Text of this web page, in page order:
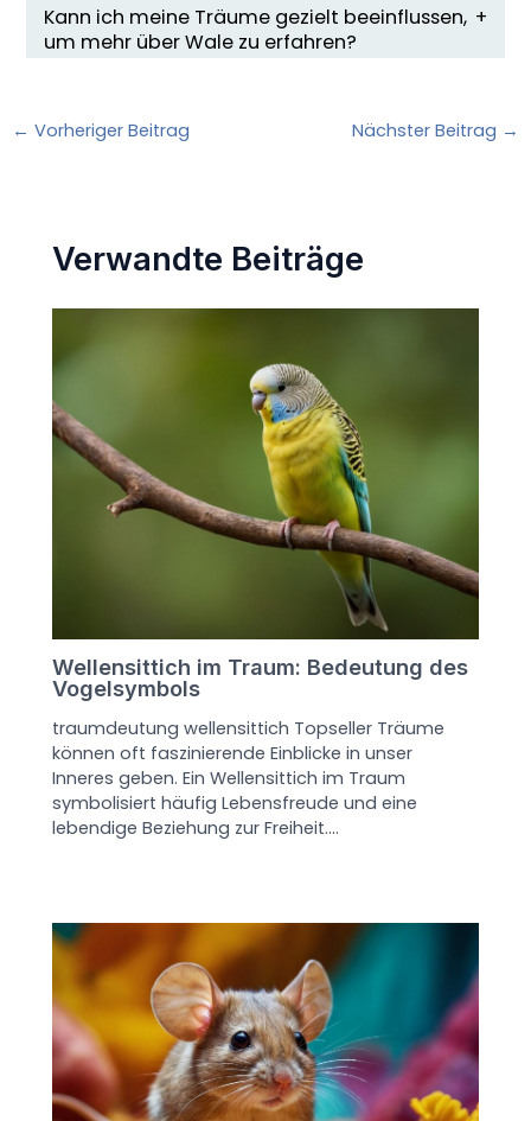
Kann ich meine Träume gezielt beeinflussen,
um mehr über Wale zu erfahren?
← Vorheriger Beitrag Nächster Beitrag →
Verwandte Beiträge
Wellensittich im Traum: Bedeutung des
Vogelsymbols
traumdeutung wellensittich Topseller Träume
können oft faszinierende Einblicke in unser
Inneres geben. Ein Wellensittich im Traum
symbolisiert häufig Lebensfreude und eine
lebendige Beziehung zur Freiheit.…